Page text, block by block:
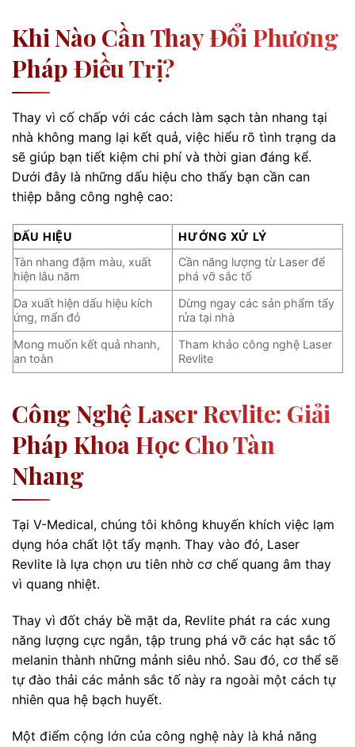
Khi Nào Cần Thay Đổi Phương
Pháp Điều Trị?
Thay vì cố chấp với các cách làm sạch tàn nhang tại
nhà không mang lại kết quả, việc hiểu rõ tình trạng da
sẽ giúp bạn tiết kiệm chi phí và thời gian đáng kể.
Dưới đây là những dấu hiệu cho thấy bạn cần can
thiệp bằng công nghệ cao:
DẤU HIỆU
HƯỚNG XỬ LÝ
Tàn nhang đậm màu, xuất
hiện lâu năm
Cần năng lượng từ Laser để
phá vỡ sắc tố
Da xuất hiện dấu hiệu kích
ứng, mẩn đỏ
Dừng ngay các sản phẩm tẩy
rửa tại nhà
Mong muốn kết quả nhanh,
an toàn
Tham khảo công nghệ Laser
Revlite
Công Nghệ Laser Revlite: Giải
Pháp Khoa Học Cho Tàn
Nhang
Tại V-Medical, chúng tôi không khuyến khích việc lạm
dụng hóa chất lột tẩy mạnh. Thay vào đó, Laser
Revlite là lựa chọn ưu tiên nhờ cơ chế quang âm thay
vì quang nhiệt.
Thay vì đốt cháy bề mặt da, Revlite phát ra các xung
năng lượng cực ngắn, tập trung phá vỡ các hạt sắc tố
melanin thành những mảnh siêu nhỏ. Sau đó, cơ thể sẽ
tự đào thải các mảnh sắc tố này ra ngoài một cách tự
nhiên qua hệ bạch huyết.
Một điểm cộng lớn của công nghệ này là khả năng